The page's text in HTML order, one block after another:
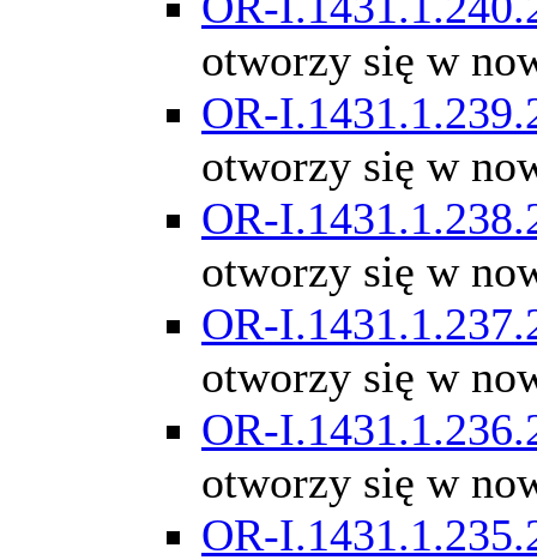
otworzy się w
OR-
otworzy się w
OR-
otworzy się w
OR-
otworzy się w
OR-
otworzy się w
OR-